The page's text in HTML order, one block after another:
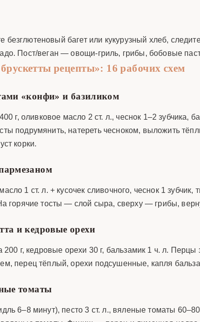
безглютеновый багет или кукурузный хлеб,
Пост/веган — овощи-гриль, грибы, бобовые
рецепты»: 16 рабочих схем
«конфи» и базиликом
г, оливковое масло 2 ст. л., чеснок 1–2
подрумянить, натереть чесноком, выложить
корки.
1 ст. л. + кусочек сливочного, чеснок 1
горячие тосты — слой сыра, сверху — грибы,
и кедровые орехи
г, кедровые орехи 30 г, бальзамик 1 ч. л.
перец тёплый, орехи подсушенные, капля
томаты
6–8 минут), песто 3 ст. л., вяленые томаты